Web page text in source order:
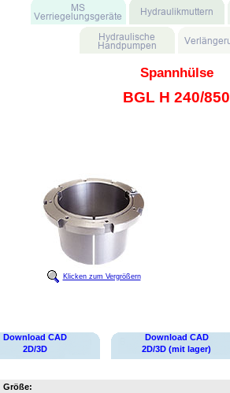
Spannhülse
BGL H 240/850
Klicken zum Vergrößern
Download CAD
2D/3D
Download CAD
2D/3D (mit lager)
Größe: